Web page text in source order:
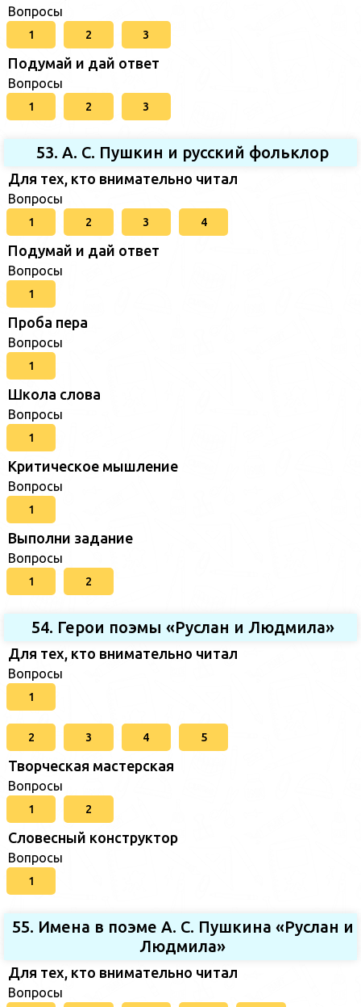
Вопросы
1 2 3
Подумай и дай ответ
Вопросы
1 2 3
53. А. С. Пушкин и русский фольклор
Для тех, кто внимательно читал
Вопросы
1 2 3 4
Подумай и дай ответ
Вопросы
1
Проба пера
Вопросы
1
Школа слова
Вопросы
1
Критическое мышление
Вопросы
1
Выполни задание
Вопросы
1 2
54. Герои поэмы «Руслан и Людмила»
Для тех, кто внимательно читал
Вопросы
1
2 3 4 5
Творческая мастерская
Вопросы
1 2
Словесный конструктор
Вопросы
1
55. Имена в поэме А. С. Пушкина «Руслан и
Людмила»
Для тех, кто внимательно читал
Вопросы